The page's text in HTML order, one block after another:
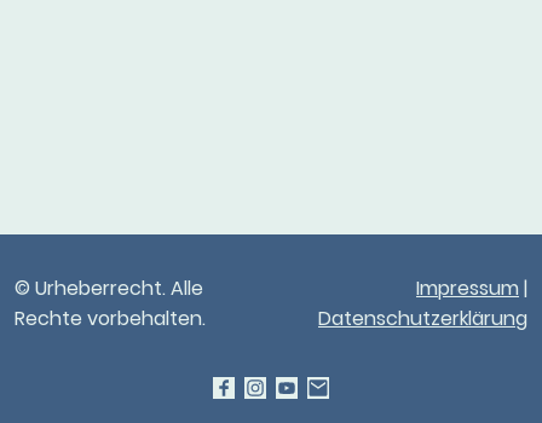
© Urheberrecht. Alle
Rechte vorbehalten.
Impressum |
Datenschutzerklärung